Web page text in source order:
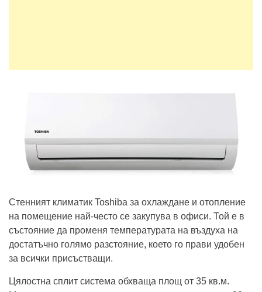
Стенният климатик Toshiba за охлаждане и отопление
на помещение най-често се закупува в офиси. Той е в
състояние да променя температурата на въздуха на
достатъчно голямо разстояние, което го прави удобен
за всички присъстващи.
Цялостна сплит система обхваща площ от 35 кв.м.